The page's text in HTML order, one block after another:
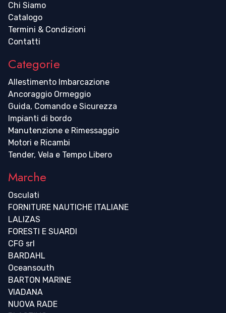
Chi Siamo
Catalogo
Termini & Condizioni
Contatti
Categorie
Allestimento Imbarcazione
Ancoraggio Ormeggio
Guida, Comando e Sicurezza
Impianti di bordo
Manutenzione e Rimessaggio
Motori e Ricambi
Tender, Vela e Tempo Libero
Marche
Osculati
FORNITURE NAUTICHE ITALIANE
LALIZAS
FORESTI E SUARDI
CFG srl
BARDAHL
Oceansouth
BARTON MARINE
VIADANA
NUOVA RADE